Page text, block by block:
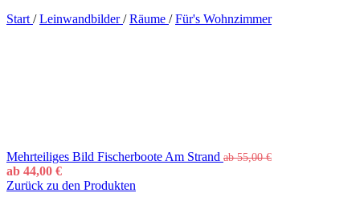
Start / Leinwandbilder/ Räume / Für's Wohnzimmer
Mehrteiliges Bild Fischerboote Am Strand ab55,00€
ab 44,00 €
Zurück zu den Produkten